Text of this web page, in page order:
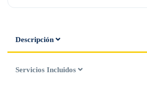
Descripción
Servicios Incluidos